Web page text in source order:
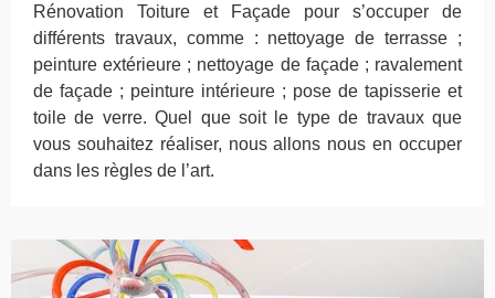
Rénovation Toiture et Façade pour s’occuper de
différents travaux, comme : nettoyage de terrasse ;
peinture extérieure ; nettoyage de façade ; ravalement
de façade ; peinture intérieure ; pose de tapisserie et
toile de verre. Quel que soit le type de travaux que
vous souhaitez réaliser, nous allons nous en occuper
dans les règles de l’art.